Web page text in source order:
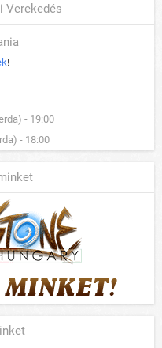
Verekedés
!
- 19:00
- 18:00